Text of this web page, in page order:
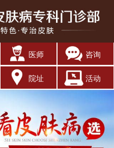
医师 咨询
院址 活动